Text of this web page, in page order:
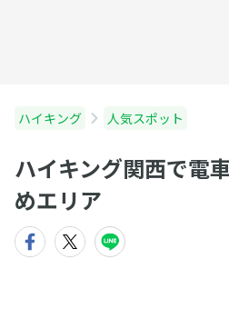
ハイキング 人気スポット
ハイキング関西で電
めエリア